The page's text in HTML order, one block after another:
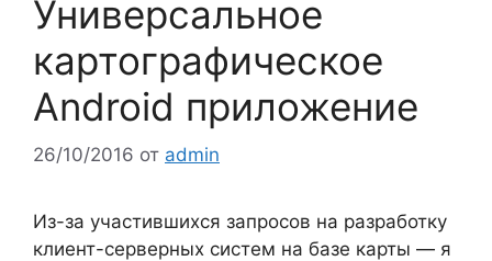
Универсальное
картографическое
Android приложение
26/10/2016 от admin
Из-за участившихся запросов на разработку
клиент-серверных систем на базе карты — я